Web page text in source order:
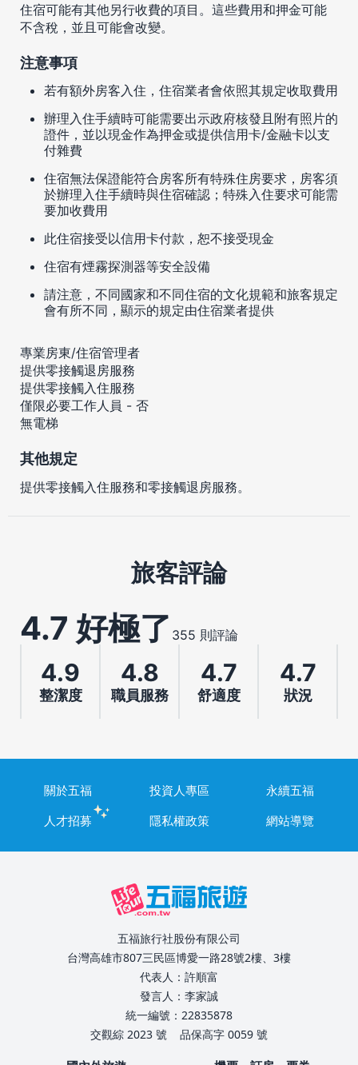
住宿可能有其他另行收費的項目。這些費用和押金可能
不含稅，並且可能會改變。
注意事項
若有額外房客入住，住宿業者會依照其規定收取費用
辦理入住手續時可能需要出示政府核發且附有照片的
證件，並以現金作為押金或提供信用卡/金融卡以支
付雜費
住宿無法保證能符合房客所有特殊住房要求，房客須
於辦理入住手續時與住宿確認；特殊入住要求可能需
要加收費用
此住宿接受以信用卡付款，恕不接受現金
住宿有煙霧探測器等安全設備
請注意，不同國家和不同住宿的文化規範和旅客規定
會有所不同，顯示的規定由住宿業者提供
專業房東/住宿管理者
提供零接觸退房服務
提供零接觸入住服務
僅限必要工作人員 - 否
無電梯
其他規定
提供零接觸入住服務和零接觸退房服務。
旅客評論
4.7 好極了 355 則評論
4.9
整潔度
4.8
職員服務
4.7
舒適度
4.7
狀況
關於五福 投資人專區
永續五福
人才招募
隱私權政策 網站導覽
五福旅行社股份有限公司
台灣高雄市807三民區博愛一路28號2樓、3樓
代表人：許順富
發言人：李家誠
統一編號：22835878
交觀綜 2023 號
品保高字 0059 號